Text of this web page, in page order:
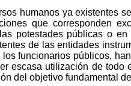
humanos ya existentes
que corresponden
potestades públicas o
de las entidades
funcionarios públicos,
escasa utilización de
del objetivo fundamental